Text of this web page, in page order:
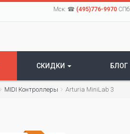
Мск: ☎ (495)776-9970
СКИДКИ БЛОГ
MIDI Контроллеры Arturia MiniLab 3